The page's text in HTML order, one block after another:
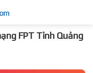
FPT Tỉnh Quảng